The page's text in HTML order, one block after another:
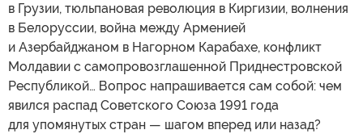
в Грузии, тюльпановая революция в Киргизии, волнения
в Белоруссии, война между Арменией
и Азербайджаном в Нагорном Карабахе, конфликт
Молдавии с самопровозглашенной Приднестровской
Республикой… Вопрос напрашивается сам собой: чем
явился распад Советского Союза 1991 года
для упомянутых стран — шагом вперед или назад?